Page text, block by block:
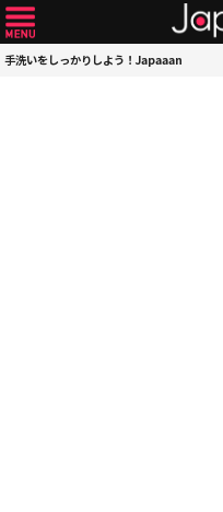
手洗いをしっかりしよう！Japaaan